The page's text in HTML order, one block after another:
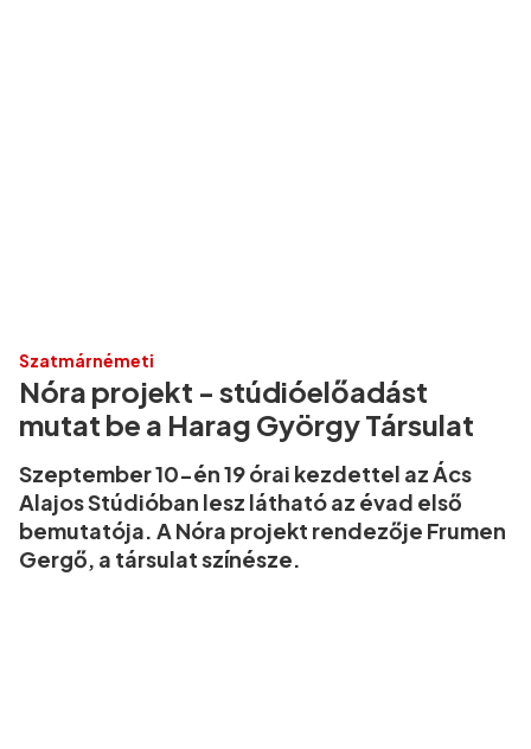
Szatmárnémeti
Nóra projekt - stúdióelőadást
mutat be a Harag György Társulat
Szeptember 10-én 19 órai kezdettel az Ács
Alajos Stúdióban lesz látható az évad első
bemutatója. A Nóra projekt rendezője Frumen
Gergő, a társulat színésze.